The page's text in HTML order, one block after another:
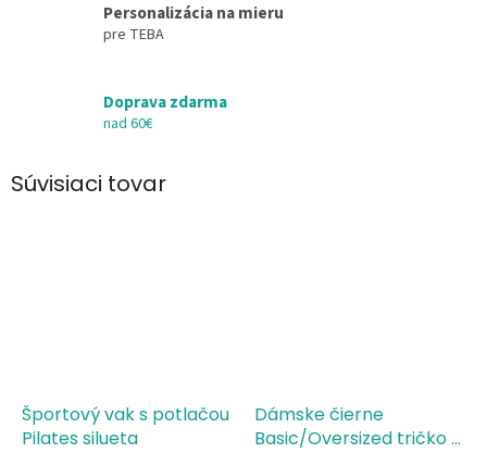
Personalizácia na mieru
pre TEBA
Doprava zdarma
nad 60€
Súvisiaci tovar
Športový vak s potlačou
Pilates silueta
Dámske čierne
Basic/Oversized tričko s